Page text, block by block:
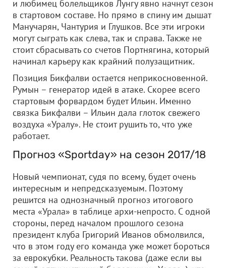
и любимец болельщиков Лунгу явно начнут сезон
в стартовом составе. Но прямо в спину им дышат
Манучарян, Чантурия и Глушков. Все эти игроки
могут сыграть как слева, так и справа. Также не
стоит сбрасывать со счетов Портнягина, который
начинал карьеру как крайний полузащитник.
Позиция Бикфалви остается неприкосновенной.
Румын – генератор идей в атаке. Скорее всего
стартовым форвардом будет Ильин. Именно
связка Бикфалви – Ильин дала глоток свежего
воздуха «Уралу». Не стоит рушить то, что уже
работает.
Прогноз «Sportday» на сезон 2017/18
Новый чемпионат, судя по всему, будет очень
интересным и непредсказуемым. Поэтому
решится на однозначный прогноз итогового
места «Урала» в таблице архи-непросто. С одной
стороны, перед началом прошлого сезона
президент клуба Григорий Иванов обмолвился,
что в этом году его команда уже может бороться
за еврокубки. Реальность такова (даже если вы